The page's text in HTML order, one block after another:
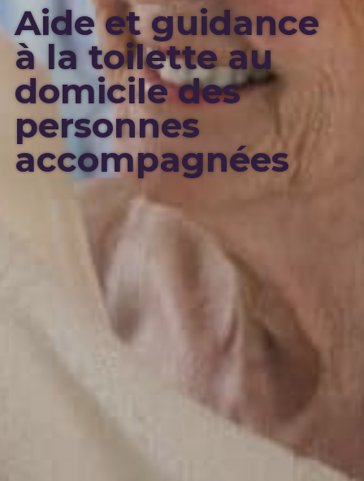
Aide et guidance
à la toilette au
domicile des
personnes
accompagnées